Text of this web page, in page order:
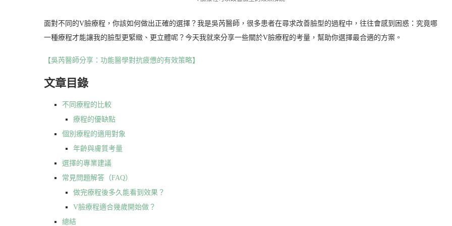
面對不同的V臉療程，你該如何做出正確的選擇？我是吳芮醫師，很多患者在尋求改善臉型的過程中，往往會感到困惑：究竟哪
一種療程才能讓我的臉型更緊緻、更立體呢？今天我就來分享一些關於V臉療程的考量，幫助你選擇最合適的方案。
【吳芮醫師分享：功能醫學對抗疲憊的有效策略】
文章目錄
不同療程的比較
療程的優缺點
個別療程的適用對象
年齡與膚質考量
選擇的專業建議
常見問題解答（FAQ）
做完療程後多久能看到效果？
V臉療程適合幾歲開始做？
總結